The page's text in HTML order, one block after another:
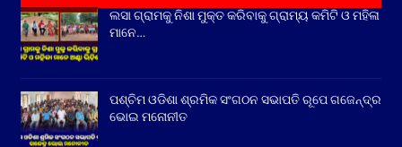
ଲସା ଗ୍ରାମକୁ ନିଶା ମୁକ୍ତ କରିବାକୁ ଗ୍ରାମ୍ୟ କମିଟି ଓ ମହିଳା
ମାନେ…
ପଶ୍ଚିମ ଓଡିଶା ଶ୍ରମିକ ସଂଗଠନ ସଭାପତି ରୂପେ ଗଜେନ୍ଦ୍ର
ଭୋଇ ମନୋନୀତ